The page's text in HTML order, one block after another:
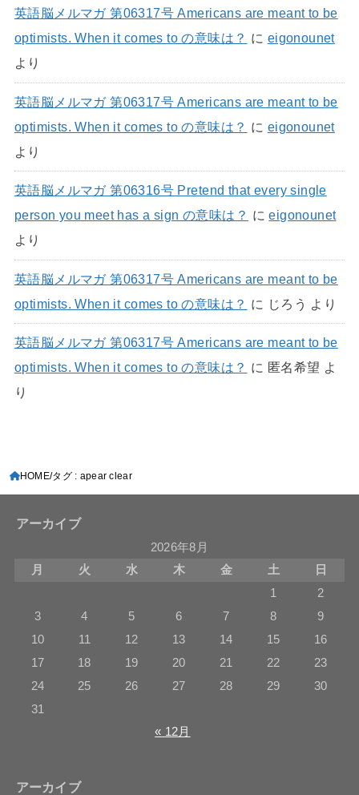
英語脳メルマガ 第06317号 Americans are meant to be
optimists. When it comes to の意味は？ に eigonounet
より
英語脳メルマガ 第06317号 Americans are meant to be
optimists. When it comes to の意味は？ に eigonounet
より
英語脳メルマガ 第06316号 Pretend that every single
person you meet has a sign の意味は？ にeigonounet
より
英語脳メルマガ 第06317号 Americans are meant to be
optimists. When it comes to の意味は？ に じろう より
英語脳メルマガ 第06317号 Americans are meant to be
optimists. When it comes to の意味は？ に 匿名希望 よ
り
HOME タグ : apear clear
アーカイブ
2026年8月
月
火 水 木 金 土
日
1
2
3
4 5 6 7 8
9
10
11 12 13 14 15
16
17
18 19 20 21 22
23
24
25 26 27 28 29
30
31
« 12月
アーカイブ